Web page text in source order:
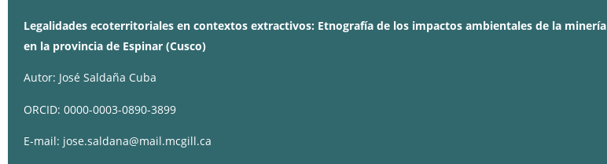
Legalidades ecoterritoriales en contextos extractivos: Etnografía de los impactos ambientales de la minería
en la provincia de Espinar (Cusco)
Autor: José Saldaña Cuba
ORCID: 0000-0003-0890-3899
E-mail: jose.saldana@mail.mcgill.ca